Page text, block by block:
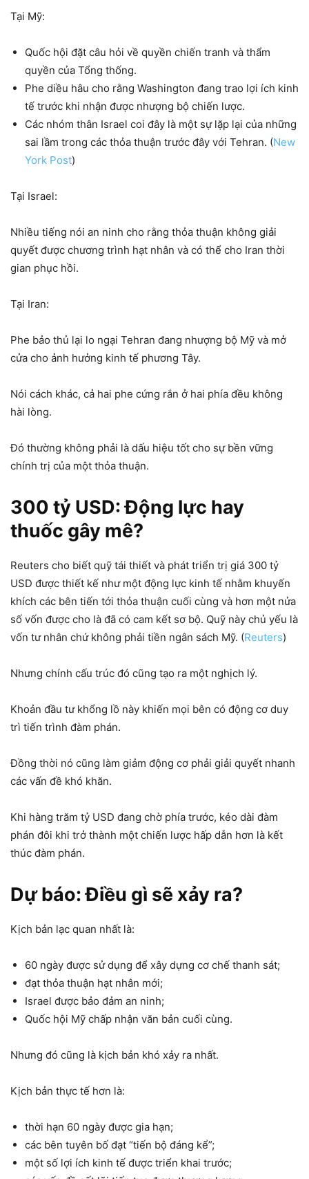
Tại Mỹ:
Quốc hội đặt câu hỏi về quyền chiến tranh và thẩm
quyền của Tổng thống.
Phe diều hâu cho rằng Washington đang trao lợi ích kinh
tế trước khi nhận được nhượng bộ chiến lược.
Các nhóm thân Israel coi đây là một sự lặp lại của những
sai lầm trong các thỏa thuận trước đây với Tehran. (New
York Post)
Tại Israel:
Nhiều tiếng nói an ninh cho rằng thỏa thuận không giải
quyết được chương trình hạt nhân và có thể cho Iran thời
gian phục hồi.
Tại Iran:
Phe bảo thủ lại lo ngại Tehran đang nhượng bộ Mỹ và mở
cửa cho ảnh hưởng kinh tế phương Tây.
Nói cách khác, cả hai phe cứng rắn ở hai phía đều không
hài lòng.
Đó thường không phải là dấu hiệu tốt cho sự bền vững
chính trị của một thỏa thuận.
300 tỷ USD: Động lực hay
thuốc gây mê?
Reuters cho biết quỹ tái thiết và phát triển trị giá 300 tỷ
USD được thiết kế như một động lực kinh tế nhằm khuyến
khích các bên tiến tới thỏa thuận cuối cùng và hơn một nửa
số vốn được cho là đã có cam kết sơ bộ. Quỹ này chủ yếu là
vốn tư nhân chứ không phải tiền ngân sách Mỹ. (Reuters)
Nhưng chính cấu trúc đó cũng tạo ra một nghịch lý.
Khoản đầu tư khổng lồ này khiến mọi bên có động cơ duy
trì tiến trình đàm phán.
Đồng thời nó cũng làm giảm động cơ phải giải quyết nhanh
các vấn đề khó khăn.
Khi hàng trăm tỷ USD đang chờ phía trước, kéo dài đàm
phán đôi khi trở thành một chiến lược hấp dẫn hơn là kết
thúc đàm phán.
Dự báo: Điều gì sẽ xảy ra?
Kịch bản lạc quan nhất là:
60 ngày được sử dụng để xây dựng cơ chế thanh sát;
đạt thỏa thuận hạt nhân mới;
Israel được bảo đảm an ninh;
Quốc hội Mỹ chấp nhận văn bản cuối cùng.
Nhưng đó cũng là kịch bản khó xảy ra nhất.
Kịch bản thực tế hơn là:
thời hạn 60 ngày được gia hạn;
các bên tuyên bố đạt “tiến bộ đáng kể”;
một số lợi ích kinh tế được triển khai trước;